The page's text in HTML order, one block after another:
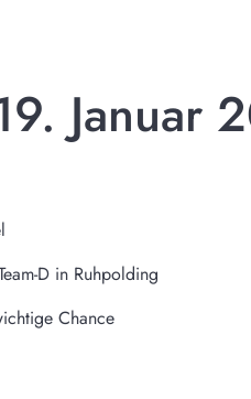
Januar
D in Ruhpolding
Chance